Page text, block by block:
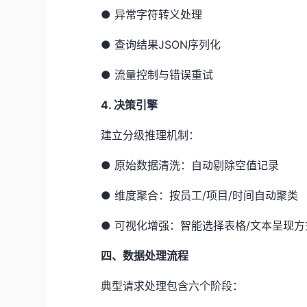
●异常字符转义处理
●查询结果JSON序列化
●流量控制与错误重试
4. 决策引擎
建立分级推理机制：
● 原始数据清洗：自动剔除空值记录
●维度聚合：按员工/项目/时间自动聚类
● 可视化增强：智能选择表格/文本呈现
四、数据处理流程
典型请求处理包含六个阶段：